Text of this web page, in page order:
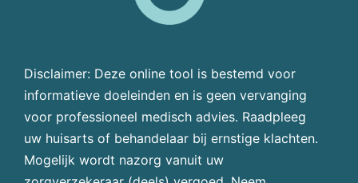
Disclaimer: Deze online tool is bestemd voor
informatieve doeleinden en is geen vervanging
voor professioneel medisch advies. Raadpleeg
uw huisarts of behandelaar bij ernstige klachten.
Mogelijk wordt nazorg vanuit uw